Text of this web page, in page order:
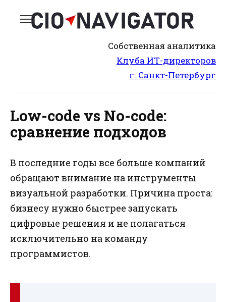
Собственная аналитика
Клуба ИТ-директоров
г. Санкт-Петербург
Low-code vs No-code:
сравнение подходов
В последние годы все больше компаний
обращают внимание на инструменты
визуальной разработки. Причина проста:
бизнесу нужно быстрее запускать
цифровые решения и не полагаться
исключительно на команду
программистов.